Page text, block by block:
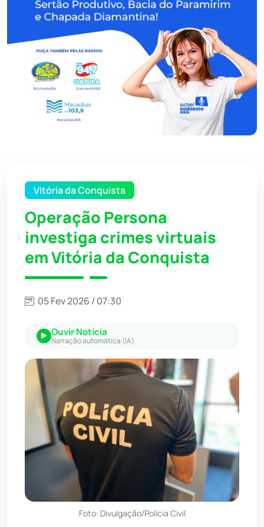
Vitória da Conquista
Operação Persona
investiga crimes virtuais
em Vitória da Conquista
05 Fev 2026 / 07:30
Ouvir Notícia
Narração automática (IA)
Foto: Divulgação/Polícia Civil